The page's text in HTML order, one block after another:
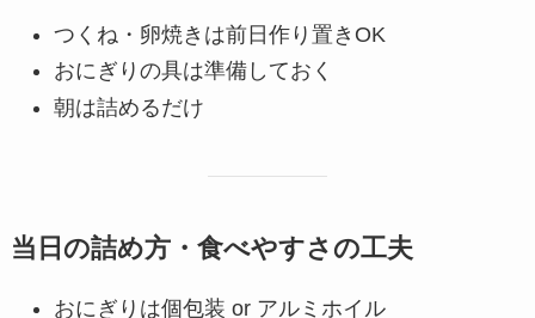
つくね・卵焼きは前日作り置きOK
おにぎりの具は準備しておく
朝は詰めるだけ
当日の詰め方・食べやすさの工夫
おにぎりは個包装 or アルミホイル